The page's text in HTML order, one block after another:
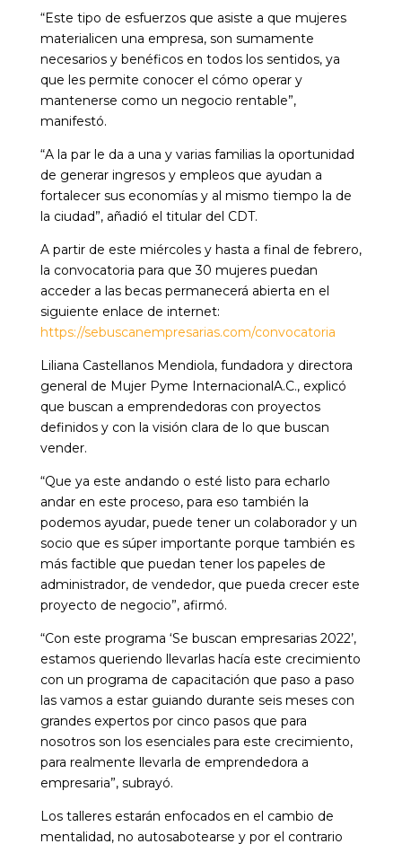
“Este tipo de esfuerzos que asiste a que mujeres
materialicen una empresa, son sumamente
necesarios y benéficos en todos los sentidos, ya
que les permite conocer el cómo operar y
mantenerse como un negocio rentable”,
manifestó.
“A la par le da a una y varias familias la oportunidad
de generar ingresos y empleos que ayudan a
fortalecer sus economías y al mismo tiempo la de
la ciudad”, añadió el titular del CDT.
A partir de este miércoles y hasta a final de febrero,
la convocatoria para que 30 mujeres puedan
acceder a las becas permanecerá abierta en el
siguiente enlace de internet:
https://sebuscanempresarias.com/convocatoria
Liliana Castellanos Mendiola, fundadora y directora
general de Mujer Pyme Internacional​A.C., explicó
que buscan a emprendedoras con proyectos
definidos y con la visión clara de lo que buscan
vender.
“Que ya este andando o esté listo para echarlo
andar en este proceso, para eso también la
podemos ayudar, puede tener un colaborador y un
socio que es súper importante porque también es
más factible que puedan tener los papeles de
administrador, de vendedor, que pueda crecer este
proyecto de negocio”, afirmó.
“Con este programa ‘Se buscan empresarias 2022’,
estamos queriendo llevarlas hacía este crecimiento
con un programa de capacitación que paso a paso
las vamos a estar guiando durante seis meses con
grandes expertos por cinco pasos que para
nosotros son los esenciales para este crecimiento,
para realmente llevarla de emprendedora a
empresaria”, subrayó.
Los talleres estarán enfocados en el cambio de
mentalidad, no autosabotearse y por el contrario